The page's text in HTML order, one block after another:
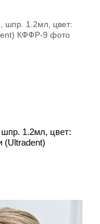
1.2мл, цвет:
(Ultradent)